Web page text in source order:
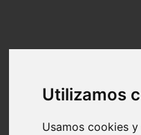
Utilizamos
Usamos cookies